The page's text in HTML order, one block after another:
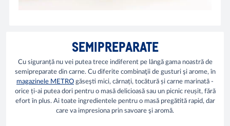
SEMIPREPARATE
Cu siguranță nu vei putea trece indiferent pe lângă gama noastră de
semipreparate din carne. Cu diferite combinaţii de gusturi şi arome, în
magazinele METRO găseşti mici, cârnați, tocătură și carne marinată -
orice ți-ai putea dori pentru o masă delicioasă sau un picnic reușit, fără
efort în plus. Ai toate ingredientele pentru o masă pregătită rapid, dar
care va impresiona prin savoare şi aromă.